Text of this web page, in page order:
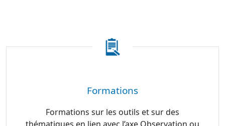
Formations
Formations sur les outils et sur des